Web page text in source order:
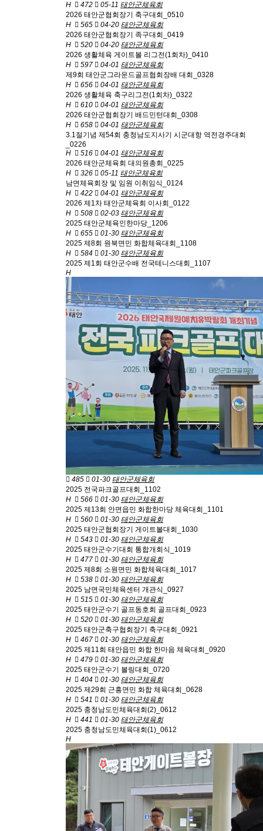
H
472 05-11 태안군체육회
2026 태안군협회장기 축구대회_0510
H
565 04-20 태안군체육회
2026 태안군협회장기 족구대회_0419
H
520 04-20 태안군체육회
2026 생활체육 게이트볼 리그전(1회차)_0410
H
597 04-01 태안군체육회
제9회 태안군그라운드골프협회장배 대회_0328
H
656 04-01 태안군체육회
2026 생활체육 축구리그전(1회차)_0322
H
610 04-01 태안군체육회
2026 태안군협회장기 배드민턴대회_0308
H
658 04-01 태안군체육회
3.1절기념 제54회 충청남도지사기 시군대항 역전경주대회
_0226
H
516 04-01 태안군체육회
2026 태안군체육회 대의원총회_0225
H
326 05-11 태안군체육회
남면체육회장 및 임원 이취임식_0124
H
422 04-01 태안군체육회
2026 제1차 태안군체육회 이사회_0122
H
508 02-03 태안군체육회
2025 태안군체육인한마당_1206
H
655 01-30 태안군체육회
2025 제8회 원북면민 화합체육대회_1108
H
584 01-30 태안군체육회
2025 제1회 태안군수배 전국테니스대회_1107
H
485 01-30 태안군체육회
2025 전국파크골프대회_1102
H
566 01-30 태안군체육회
2025 제13회 안면읍민 화합한마당 체육대회_1101
H
560 01-30 태안군체육회
2025 태안군협회장기 게이트볼대회_1030
H
543 01-30 태안군체육회
2025 태안군수기대회 통합개회식_1019
H
477 01-30 태안군체육회
2025 제8회 소원면민 화합체육대회_1017
H
538 01-30 태안군체육회
2025 남면국민체육센터 개관식_0927
H
515 01-30 태안군체육회
2025 태안군수기 골프동호회 골프대회_0923
H
520 01-30 태안군체육회
2025 태안군축구협회장기 축구대회_0921
H
467 01-30 태안군체육회
2025 제11회 태안읍민 화합 한마음 체육대회_0920
H
479 01-30 태안군체육회
2025 태안군수기 볼링대회_0720
H
404 01-30 태안군체육회
2025 제29회 근흥면민 화합 체육대회_0628
H
541 01-30 태안군체육회
2025 충청남도민체육대회(2)_0612
H
441 01-30 태안군체육회
2025 충청남도민체육대회(1)_0612
H